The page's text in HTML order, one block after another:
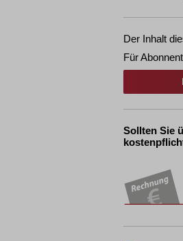
Der Inhalt
Für
Sollten Sie